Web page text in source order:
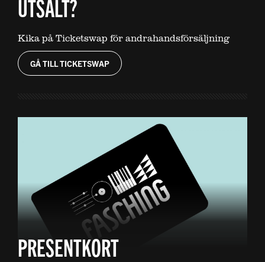
UTSÅLT?
Kika på Ticketswap för andrahandsförsäljning
GÅ TILL TICKETSWAP
PRESENTKORT